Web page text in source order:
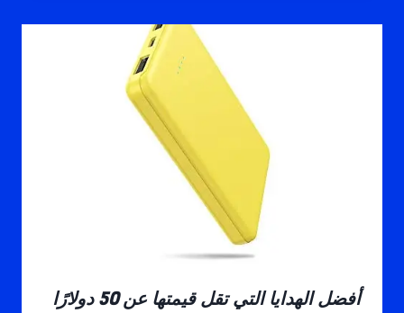
أفضل الهدايا التي تقل قيمتها عن 50 دولارًا